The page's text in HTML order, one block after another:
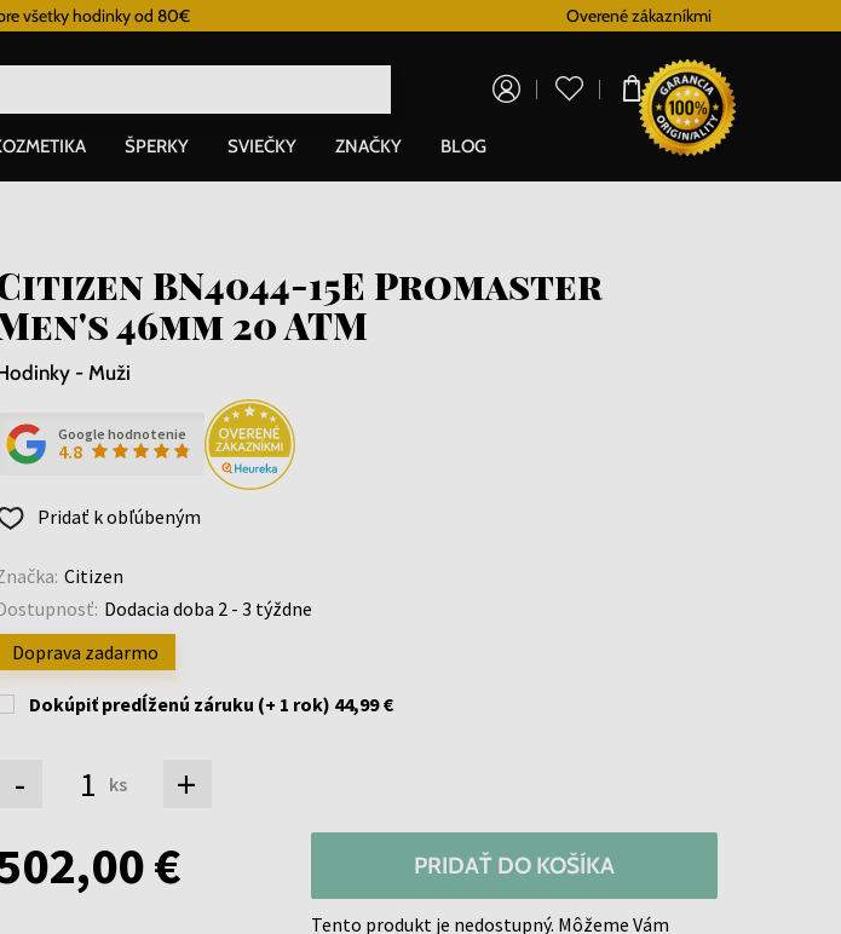
všetky hodinky od 80€ Overené zákazníkmi
0,00 €
ŠPERKY SVIEČKY ZNAČKY BLOG
BN4044-15E Promaster
46mm 20 ATM
- Muži
Google hodnotenie
4.8
Pridať k obľúbeným
Citizen
Dodacia doba 2 - 3 týždne
Doprava zadarmo
Dokúpiť predĺženú záruku (+ 1 rok) 44,99 €
- ks +
€ PRIDAŤ DO KOŠÍKA
Tento produkt je nedostupný. Môžeme Vám